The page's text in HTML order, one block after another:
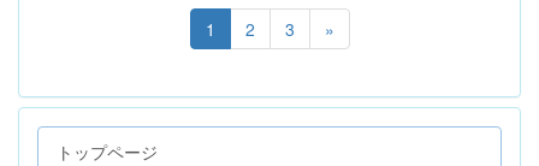
1 2 3 »
トップページ